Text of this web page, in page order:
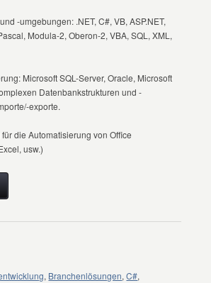
-umgebungen: .NET, C#, VB, ASP.NET,
Modula-2, Oberon-2, VBA, SQL, XML,
Microsoft SQL-Server, Oracle, Microsoft
Datenbankstrukturen und -
exporte.
die Automatisierung von Office
usw.)
, Branchenlösungen,C#,